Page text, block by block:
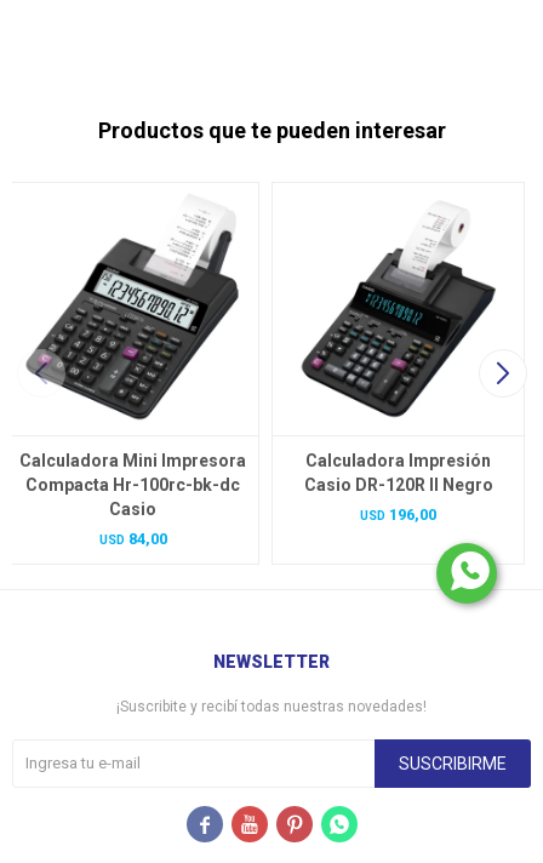
Productos que te pueden interesar
Calculadora Mini Impresora
Compacta Hr-100rc-bk-dc
Casio
USD 84,00
Calculadora Impresión
Casio DR-120R II Negro
USD 196,00
NEWSLETTER
¡Suscribite y recibí todas nuestras novedades!
SUSCRIBIRME
   